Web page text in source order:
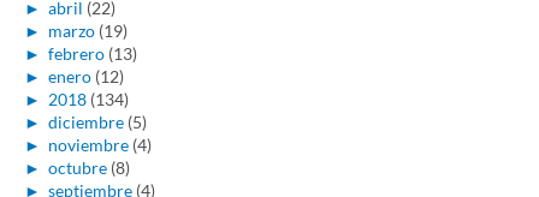
► abril (22)
► marzo (19)
► febrero (13)
► enero (12)
► 2018 (134)
► diciembre (5)
► noviembre (4)
► octubre (8)
► septiembre (4)